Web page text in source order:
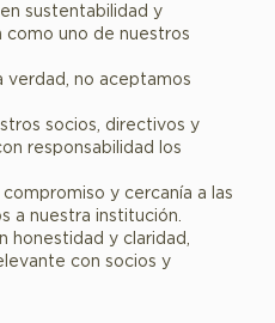
sustentabilidad y
como uno de nuestros
verdad, no aceptamos
socios, directivos y
responsabilidad los
y cercanía a las
a nuestra institución.
honestidad y claridad,
con socios y